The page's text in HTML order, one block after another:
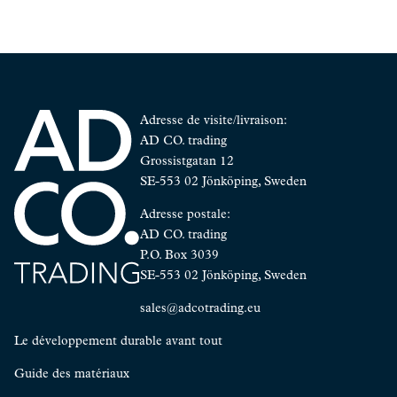
Le développement durable avant tout
Guide des matériaux
Adresse de visite/livraison:
AD CO. trading
Grossistgatan 12
SE-553 02 Jönköping, Sweden
Adresse postale:
AD CO. trading
P.O. Box 3039
SE-553 02 Jönköping, Sweden
sales@adcotrading.eu